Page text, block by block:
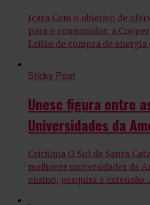
Içara Com o objetivo de
para o consumidor, a
Leilão de compra de
Sticky Post
Unesc figura entre
Universidades da
Criciúma O Sul de Santa
melhores universidades da
ensino, pesquisa e